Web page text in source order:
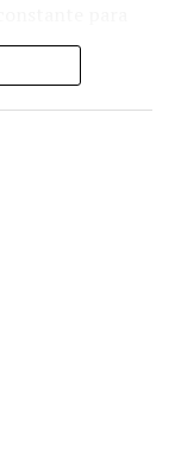
la importancia